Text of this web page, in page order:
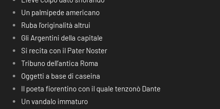
Un palmipede americano
Ruba l’originalità altrui
Gli Argentini della capitale
Si recita con il Pater Noster
Tribuno dell’antica Roma
Oggetti a base di caseina
Il poeta fiorentino con il quale tenzonò Dante
Un vandalo immaturo